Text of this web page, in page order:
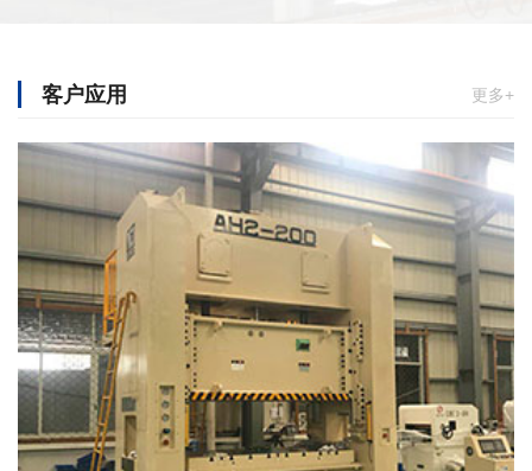
客户应用 更多+